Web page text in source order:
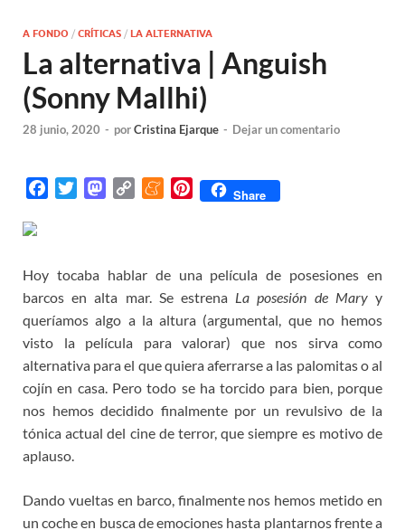
A FONDO / CRÍTICAS / LA ALTERNATIVA
La alternativa | Anguish
(Sonny Mallhi)
28 junio, 2020 - porCristina Ejarque - Dejar un comentario
b
o
o
k
t
e
r
M
o
d
o
n
L
i
n
M
a
m
e
P
e
r
e
s
t
Share
Hoy tocaba hablar de una película de posesiones en
barcos en alta mar. Se estrena La posesión de Maryy
queríamos algo a la altura (argumental, que no hemos
visto la película para valorar) que nos sirva como
alternativa para el que quiera aferrarse a las palomitas o al
cojín en casa. Pero todo se ha torcido para bien, porque
nos hemos decidido finalmente por un revulsivo de la
tónica actual del cine de terror, que siempre es motivo de
aplauso.
Dando vueltas en barco, finalmente nos hemos metido en
un coche en busca de emociones hasta plantarnos frente a